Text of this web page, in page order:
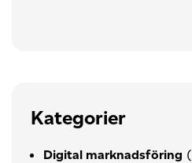
Kategorier
Digital marknadsföring